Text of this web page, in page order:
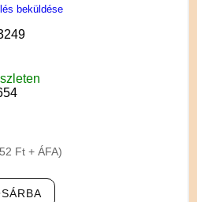
beküldése
Ft + ÁFA)